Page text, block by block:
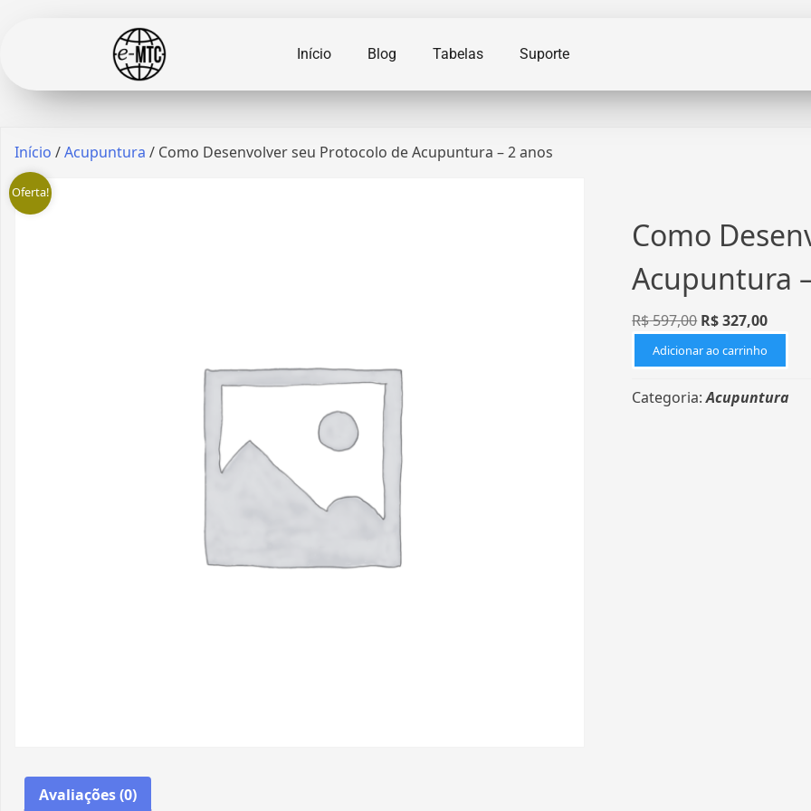
Início Blog Tabelas Suporte
Início /Acupuntura / Como Desenvolver seu Protocolo de Acupuntura – 2 anos
Oferta!
Como
Acupuntura
R$597,00 R$327,00
Adicionar ao carrinho
Categoria:Acupuntura
Avaliações (0)